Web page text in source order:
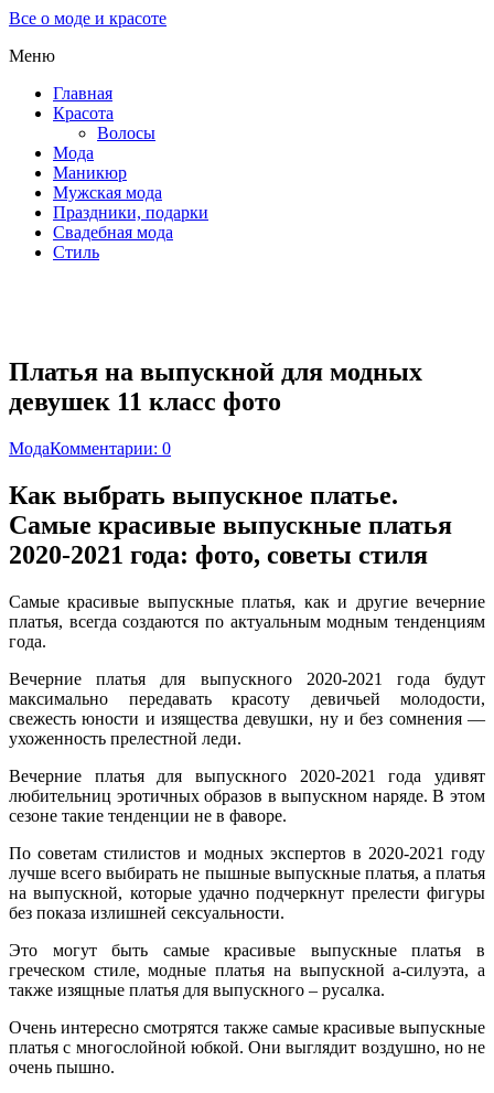
Все о моде и красоте
Меню
Главная
Красота
Волосы
Мода
Маникюр
Мужская мода
Праздники, подарки
Свадебная мода
Стиль
Платья на выпускной для модных
девушек 11 класс фото
МодаКомментарии: 0
Как выбрать выпускное платье.
Самые красивые выпускные платья
2020-2021 года: фото, советы стиля
Самые красивые выпускные платья, как и другие вечерние
платья, всегда создаются по актуальным модным тенденциям
года.
Вечерние платья для выпускного 2020-2021 года будут
максимально передавать красоту девичьей молодости,
свежесть юности и изящества девушки, ну и без сомнения —
ухоженность прелестной леди.
Вечерние платья для выпускного 2020-2021 года удивят
любительниц эротичных образов в выпускном наряде. В этом
сезоне такие тенденции не в фаворе.
По советам стилистов и модных экспертов в 2020-2021 году
лучше всего выбирать не пышные выпускные платья, а платья
на выпускной, которые удачно подчеркнут прелести фигуры
без показа излишней сексуальности.
Это могут быть самые красивые выпускные платья в
греческом стиле, модные платья на выпускной а-силуэта, а
также изящные платья для выпускного – русалка.
Очень интересно смотрятся также самые красивые выпускные
платья с многослойной юбкой. Они выглядит воздушно, но не
очень пышно.